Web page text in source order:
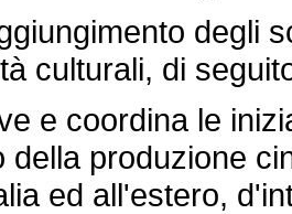
degli
culturali, di
e coordina le
della produzione
ed all'estero,